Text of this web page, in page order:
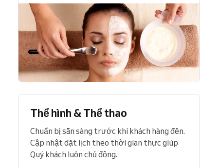
Thể hình & Thể thao
Chuẩn bị sẵn sàng trước khi khách hàng đến.
Cập nhật đặt lịch theo thời gian thực giúp
Quý khách luôn chủ động.